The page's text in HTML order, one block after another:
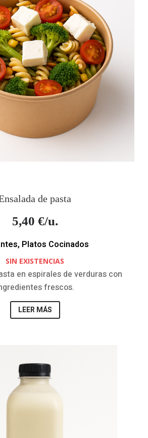
de pasta
5,40 €/u.
, Platos Cocinados
SIN EXISTENCIAS
en espirales de verduras con
frescos.
LEER MÁS